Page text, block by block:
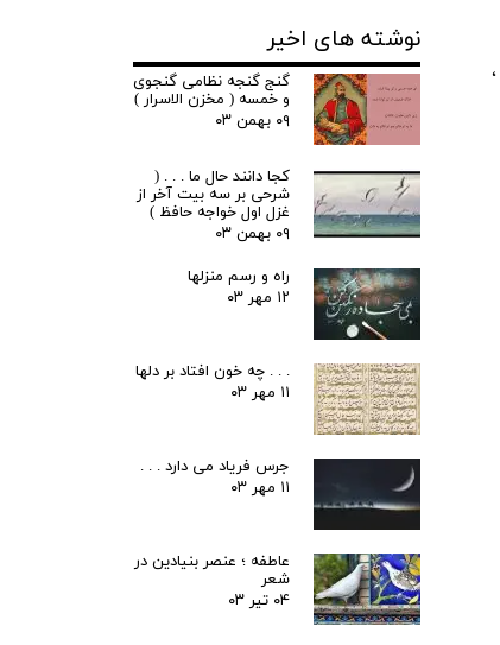
،
نوشته های اخیر
گنج گنجه نظامی گنجوی
و خمسه ( مخزن الاسرار )
۰۹ بهمن ۰۳
کجا دانند حال ما . . . (
شرحی بر سه بیت آخر از
غزل اول خواجه حافظ )
۰۹ بهمن ۰۳
راه و رسم منزلها
۱۲ مهر ۰۳
. . . چه خون افتاد بر دلها
۱۱ مهر ۰۳
جرس فریاد می دارد . . .
۱۱ مهر ۰۳
عاطفه ؛ عنصر بنیادین در
شعر
۰۴ تیر ۰۳